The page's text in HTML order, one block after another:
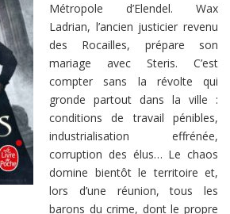
Métropole d’Elendel. Wax
Ladrian, l’ancien justicier revenu
des Rocailles, prépare son
mariage avec Steris. C’est
compter sans la révolte qui
gronde partout dans la ville :
conditions de travail pénibles,
industrialisation effrénée,
corruption des élus… Le chaos
domine bientôt le territoire et,
lors d’une réunion, tous les
barons du crime, dont le propre